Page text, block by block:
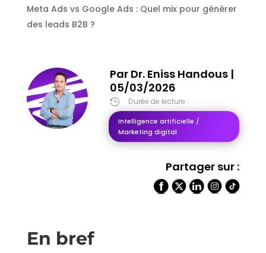
Meta Ads vs Google Ads : Quel mix pour générer
des leads B2B ?
Par Dr. Eniss Handous|
05/03/2026
 Durée de lecture :
Intelligence artificielle /
Marketing digital
Partager sur :
En bref